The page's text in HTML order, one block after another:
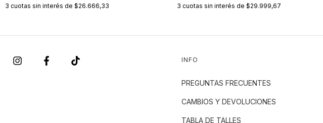
3 cuotas sin interés de $26.666,33
3 cuotas sin interés de $29.999,67
INFO
PREGUNTAS FRECUENTES
CAMBIOS Y DEVOLUCIONES
TABLA DE TALLES